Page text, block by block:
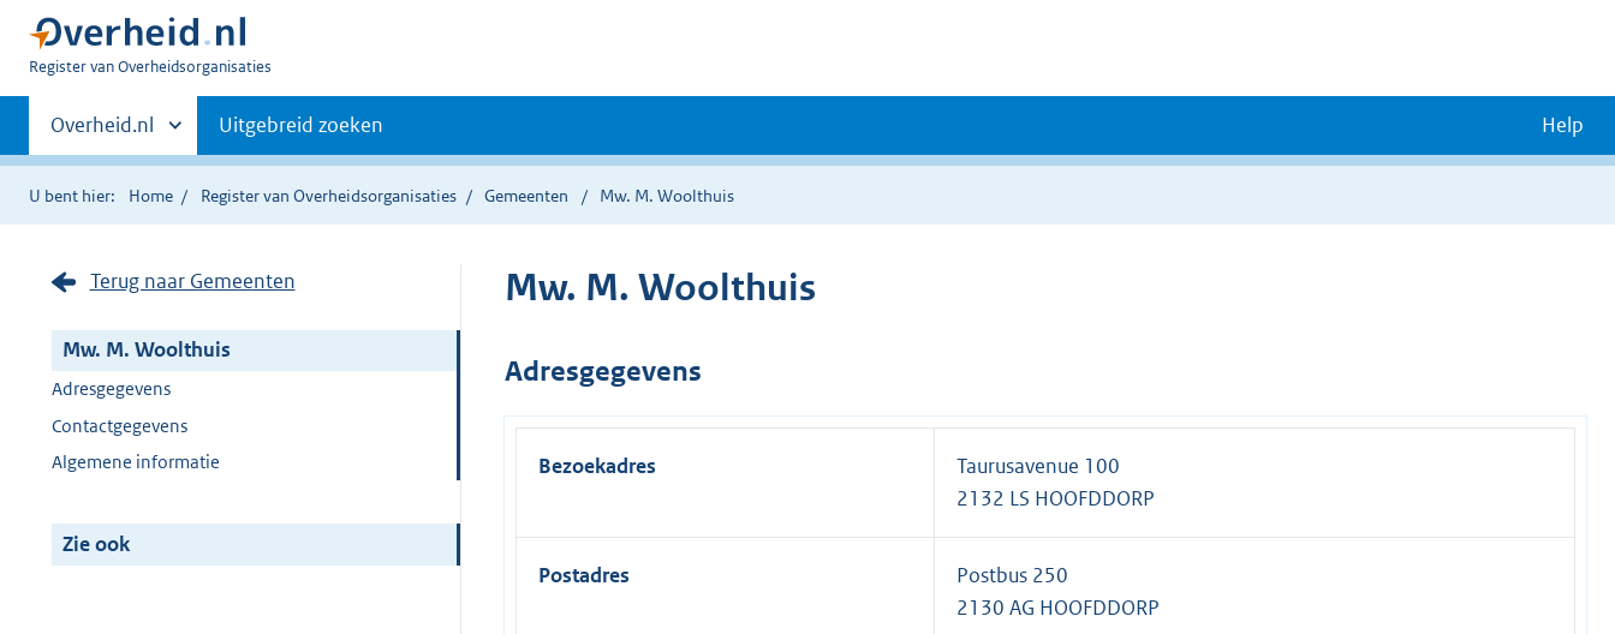
U
Register van Overheidsorganisaties
Primaire
navigatie
Andere
sites
binnen
Overheid.nl Uitgebreid zoeken Help
U bent hier: Home Register van Overheidsorganisaties Gemeenten Mw. M. Woolthuis
Terug naar Gemeenten
Mw. M. Woolthuis
Adresgegevens
Contactgegevens
Algemene informatie
Zie ook
Mw. M. Woolthuis
Adresgegevens
Bezoekadres
Taurusavenue 100
2132 LS HOOFDDORP
Postadres
Postbus 250
2130 AG HOOFDDORP